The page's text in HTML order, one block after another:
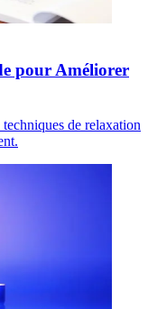
pour Améliorer
de relaxation